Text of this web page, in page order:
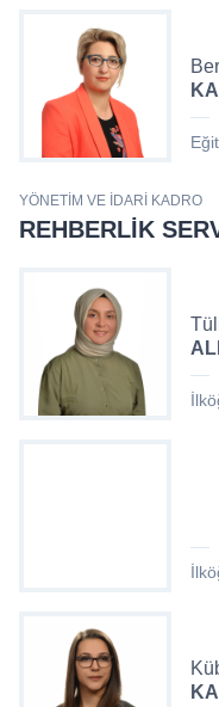
YÖNETIM VE İDARI KADRO
REHBERLIK